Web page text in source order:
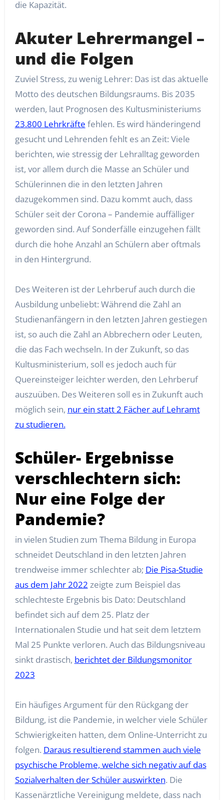
die Kapazität.
Akuter Lehrermangel –
und die Folgen
Zuviel Stress, zu wenig Lehrer: Das ist das aktuelle
Motto des deutschen Bildungsraums. Bis 2035
werden, laut Prognosen des Kultusministeriums
23.800 Lehrkräfte fehlen. Es wird händeringend
gesucht und Lehrenden fehlt es an Zeit: Viele
berichten, wie stressig der Lehralltag geworden
ist, vor allem durch die Masse an Schüler und
Schülerinnen die in den letzten Jahren
dazugekommen sind. Dazu kommt auch, dass
Schüler seit der Corona – Pandemie auffälliger
geworden sind. Auf Sonderfälle einzugehen fällt
durch die hohe Anzahl an Schülern aber oftmals
in den Hintergrund.
Des Weiteren ist der Lehrberuf auch durch die
Ausbildung unbeliebt: Während die Zahl an
Studienanfängern in den letzten Jahren gestiegen
ist, so auch die Zahl an Abbrechern oder Leuten,
die das Fach wechseln. In der Zukunft, so das
Kultusministerium, soll es jedoch auch für
Quereinsteiger leichter werden, den Lehrberuf
auszuüben. Des Weiteren soll es in Zukunft auch
möglich sein, nur ein statt 2 Fächer auf Lehramt
zu studieren.
Schüler- Ergebnisse
verschlechtern sich:
Nur eine Folge der
Pandemie?
in vielen Studien zum Thema Bildung in Europa
schneidet Deutschland in den letzten Jahren
trendweise immer schlechter ab; Die Pisa-Studie
aus dem Jahr 2022 zeigte zum Beispiel das
schlechteste Ergebnis bis Dato: Deutschland
befindet sich auf dem 25. Platz der
Internationalen Studie und hat seit dem letztem
Mal 25 Punkte verloren. Auch das Bildungsniveau
sinkt drastisch, berichtet der Bildungsmonitor
2023
Ein häufiges Argument für den Rückgang der
Bildung, ist die Pandemie, in welcher viele Schüler
Schwierigkeiten hatten, dem Online-Unterricht zu
folgen. Daraus resultierend stammen auch viele
psychische Probleme, welche sich negativ auf das
Sozialverhalten der Schüler auswirkten. Die
Kassenärztliche Vereinigung meldete, dass nach